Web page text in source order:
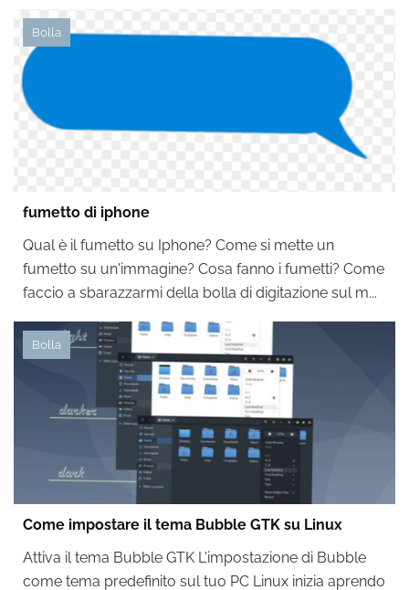
Bolla
fumetto di iphone
Qual è il fumetto su Iphone? Come si mette un
fumetto su un'immagine? Cosa fanno i fumetti? Come
faccio a sbarazzarmi della bolla di digitazione sul m...
Bolla
Come impostare il tema Bubble GTK su Linux
Attiva il tema Bubble GTK L'impostazione di Bubble
come tema predefinito sul tuo PC Linux inizia aprendo